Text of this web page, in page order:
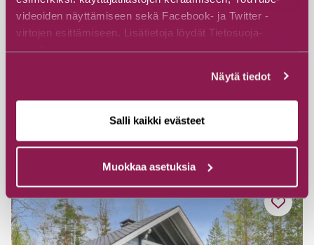
videoiden näyttämiseen sekä Facebook- ja Twitter -
virtojen esittämiseen. Lisätietoja löydät Tietosuoja-
sivuiltamme.
Näytä tiedot
Salli kaikki evästeet
Muokkaa asetuksia
#Mökit ja huvilat #Eläinystävällinen
Merjanlahden mökit, Metsoniemi